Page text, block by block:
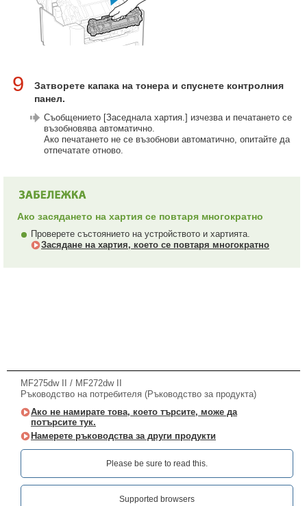
9
Затворете капака на тонера и спуснете контролния
панел.
Съобщението [Заседнала хартия.] изчезва и печатането се
възобновява автоматично.
Ако печатането не се възобнови автоматично, опитайте да
отпечатате отново.
Ако засядането на хартия се повтаря многократно
Проверете състоянието на устройството и хартията.
Засядане на хартия, което се повтаря многократно
MF275dw II / MF272dw II
Ръководство на потребителя (Ръководство за продукта)
Ако не намирате това, което търсите, може да
потърсите тук.
Намерете ръководства за други продукти
Please be sure to read this.‎
Supported browsers